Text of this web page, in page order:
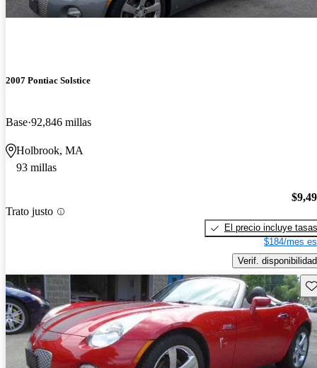
2007 Pontiac Solstice
Base 92,846 millas
Holbrook, MA
93 millas
Trato justo
El precio incluye tasas
$184/mes
Verif. disponibilidad